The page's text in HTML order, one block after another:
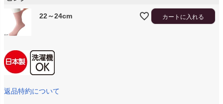
22～24cm カートに入れる
返品特約について